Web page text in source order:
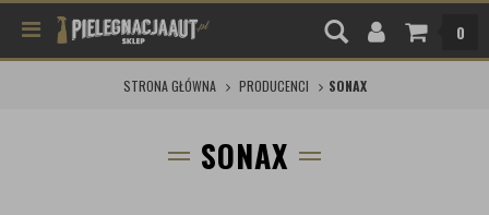
0
STRONA GŁÓWNA PRODUCENCI SONAX
SONAX